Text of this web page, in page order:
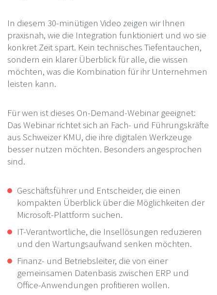
In diesem 30-minütigen Video zeigen wir Ihnen
praxisnah, wie die Integration funktioniert und wo sie
konkret Zeit spart. Kein technisches Tiefentauchen,
sondern ein klarer Überblick für alle, die wissen
möchten, was die Kombination für ihr Unternehmen
leisten kann.
Für wen ist dieses On-Demand-Webinar geeignet:
Das Webinar richtet sich an Fach- und Führungskräfte
aus Schweizer KMU, die ihre digitalen Werkzeuge
besser nutzen möchten. Besonders angesprochen
sind.
Geschäftsführer und Entscheider, die einen
kompakten Überblick über die Möglichkeiten der
Microsoft-Plattform suchen.
IT-Verantwortliche, die Insellösungen reduzieren
und den Wartungsaufwand senken möchten.
Finanz- und Betriebsleiter, die von einer
gemeinsamen Datenbasis zwischen ERP und
Office-Anwendungen profitieren wollen.